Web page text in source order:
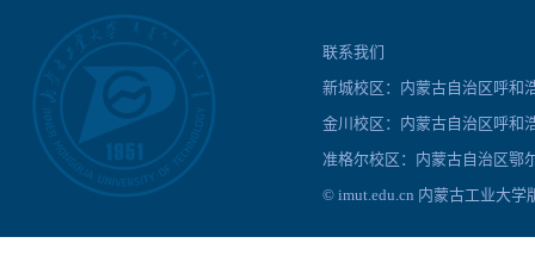
联系我们
新城校区：内蒙古自治区呼
金川校区：内蒙古自治区呼
准格尔校区：内蒙古自治区
© imut.edu.cn 内蒙古工业大